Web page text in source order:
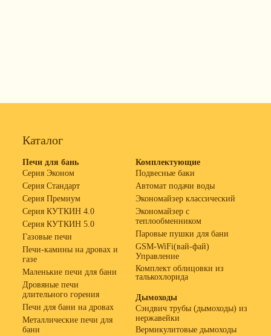
Каталог
Печи для бань
Серия Эконом
Серия Стандарт
Серия Премиум
Серия КУТКИН 4.0
Серия КУТКИН 5.0
Газовые печи
Печи-камины на дровах и
газе
Маленькие печи для бани
Дровяные печи
длительного горения
Печи для бани на дровах
Металлические печи для
бани
Комплектующие
Подвесные баки
Автомат подачи воды
Экономайзер классический
Экономайзер с
теплообменником
Паровые пушки для бани
GSM-WiFi(вай-фай)
Управление
Комплект облицовки из
талькохлорида
Дымоходы
Сэндвич трубы (дымоходы) из
нержавейки
Вермикулитовые дымоходы